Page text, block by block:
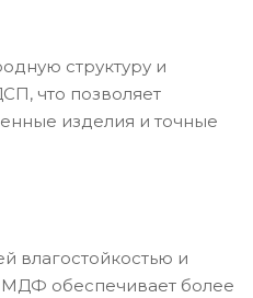
структуру и
что позволяет
изделия и точные
влагостойкостью и
МДФ обеспечивает более